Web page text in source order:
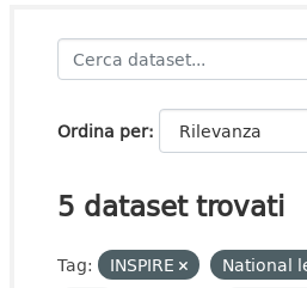
Ordina per
5 dataset trovati
Tag: INSPIRE
National